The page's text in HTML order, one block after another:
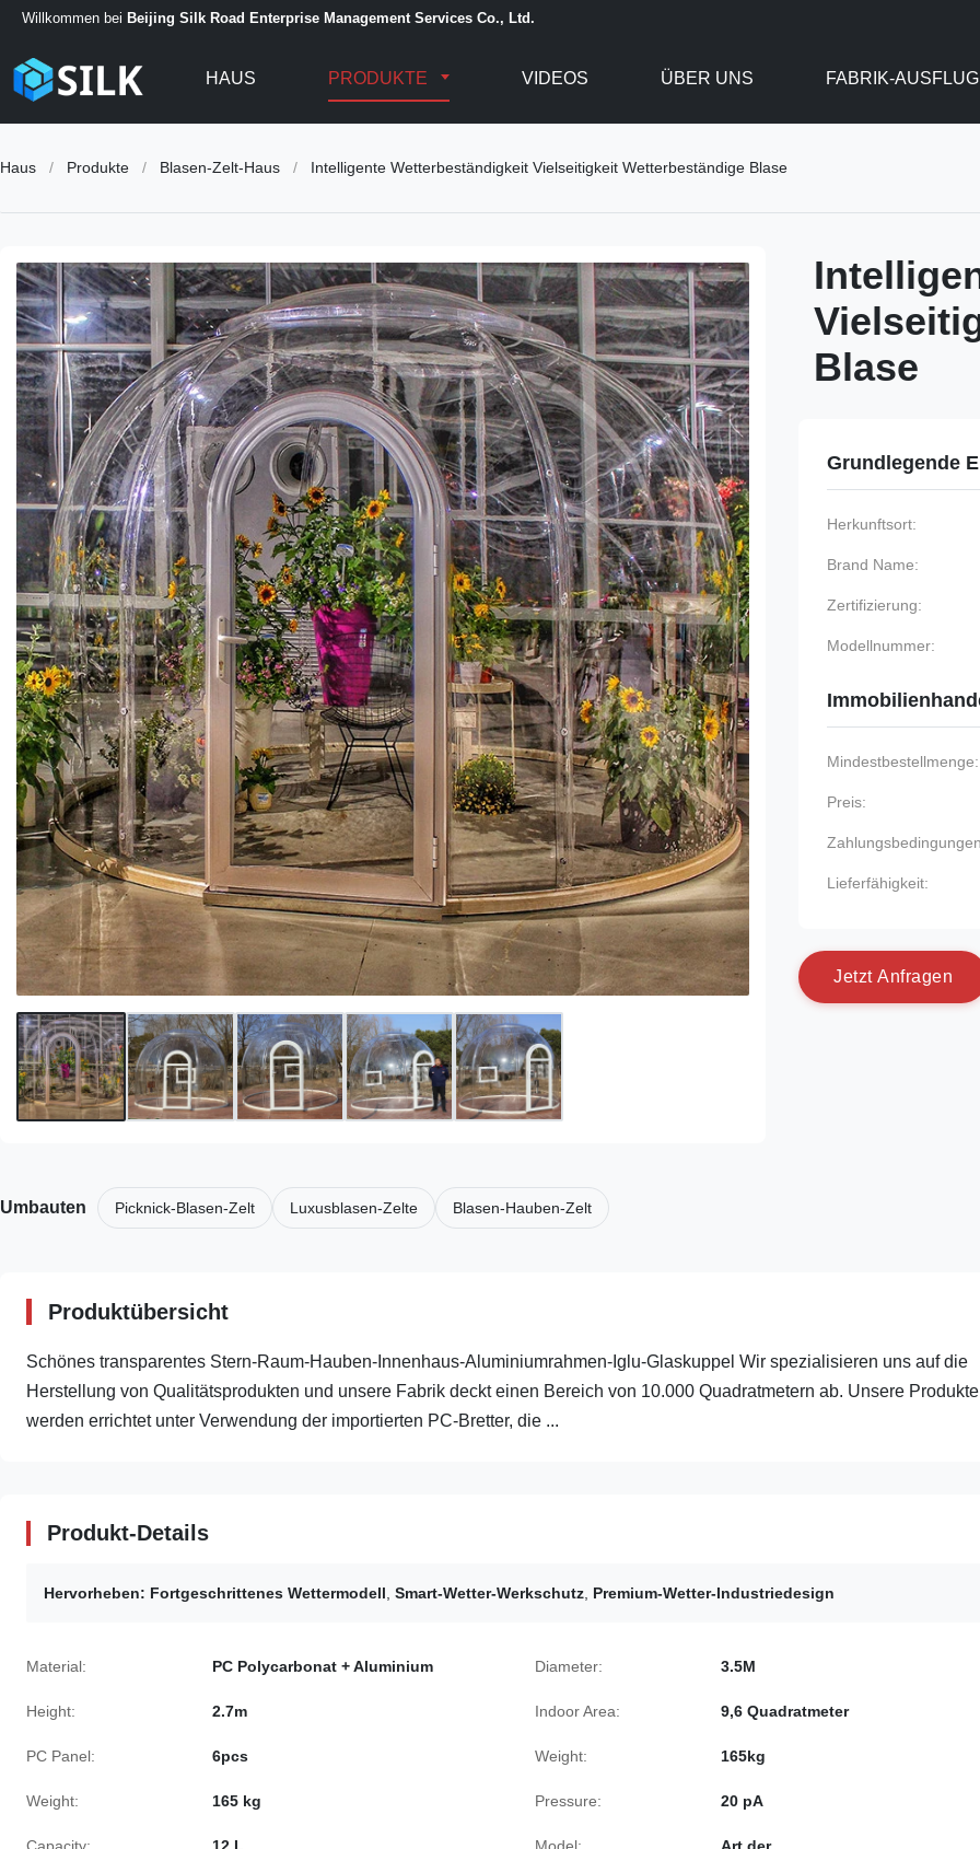
Willkommen bei Beijing Silk Road Enterprise Management Services Co., Ltd.
HAUS PRODUKTE VIDEOS ÜBER UNS FABRIK-AUSFLUG
Haus / Produkte / Blasen-Zelt-Haus / Intelligente Wetterbeständigkeit Vielseitigkeit Wetterbeständige Blase
Blase
Grundlegende
Herkunftsort:
Brand Name:
Zertifizierung:
Modellnummer:
Mindestbestellmenge:
Preis:
Lieferfähigkeit:
Jetzt Anfragen
Umbauten Picknick-Blasen-Zelt Luxusblasen-Zelte Blasen-Hauben-Zelt
Produktübersicht
Schönes transparentes Stern-Raum-Hauben-Innenhaus-Aluminiumrahmen-Iglu-Glaskuppel Wir spezialisieren uns auf die
Herstellung von Qualitätsprodukten und unsere Fabrik deckt einen Bereich von 10.000 Quadratmetern ab. Unsere Produkte
werden errichtet unter Verwendung der importierten PC-Bretter, die ...
Produkt-Details
Hervorheben: Fortgeschrittenes Wettermodell Smart-Wetter-Werkschutz Premium-Wetter-Industriedesign
Material: PC Polycarbonat + Aluminium Diameter: 3.5M
Height: 2.7m Indoor Area: 9,6 Quadratmeter
PC Panel: 6pcs Weight: 165kg
Weight: 165 kg Pressure: 20 pA